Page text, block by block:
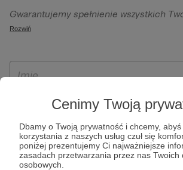
Cenimy Twoją
Dbamy o Twoją prywatność i chcemy, abyś
korzystania z naszych usług czuł się
poniżej prezentujemy Ci najważniejsze
zasadach przetwarzania przez nas Twoich
osobowych.
092 Warszawa. Twoje dane osobowe
szczególności w celu wykonania umowy
Patronite.pl, w tym możliwości
otrzymywania wsparcia na naszej
Gwarantujemy spełnienie wszystkich
wynikających z ogólnego rozporządzenia
ich przenoszenia, niepodlegania
wyrażenia sprzeciwu wobec
osobowych. Rejestracja dla osób
jest po przekazaniu podpisanego
założenie konta przez osobę
dostępny jest na stronie regulaminu
Rozwiń